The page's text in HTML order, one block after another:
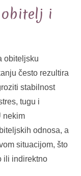
i
obiteljsku
često rezultira
stabilnost
tugu i
nekim
odnosa, a
situacijom, što
ili indirektno